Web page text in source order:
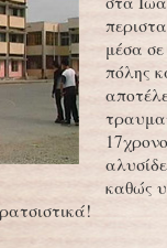
μέσα
πόλης
καθώς